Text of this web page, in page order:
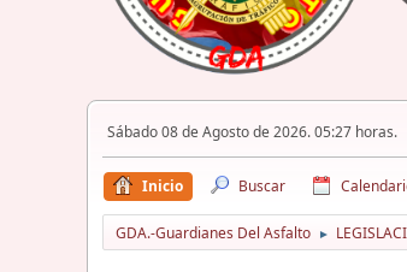
Sábado 08 de Agosto de 2026. 05:27 horas.
Inicio Buscar
GDA.-Guardianes Del Asfalto ►